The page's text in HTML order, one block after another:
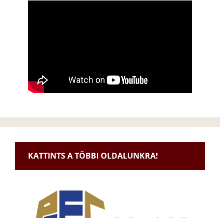
KATTINTS A TÖBBI OLDALUNKRA!